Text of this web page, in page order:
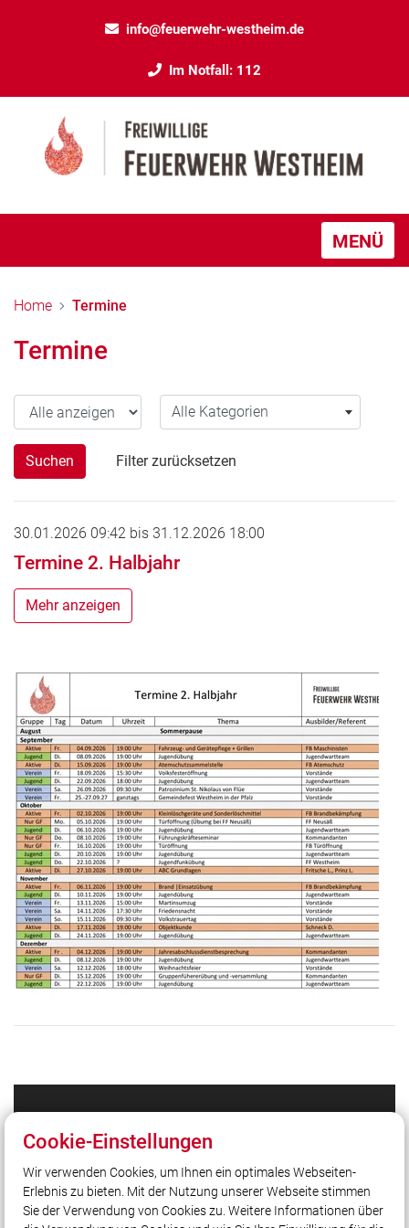
info@feuerwehr-westheim.de
Im Notfall: 112
MENÜ
Home Termine
Termine
Jahr wählen Alle Kategorien
Alle Kategorien
Suchen Filter zurücksetzen
30.01.2026 09:42 bis 31.12.2026 18:00
Termine 2. Halbjahr
Mehr anzeigen
Gott zur Ehr', dem Nächsten zur Wehr!
Spendenkonto:
Konto IBAN: DE53 7315 0000 0380 3802 61
Cookie-Einstellungen
Wir verwenden Cookies, um Ihnen ein optimales Webseiten-
Erlebnis zu bieten. Mit der Nutzung unserer Webseite stimmen
Sie der Verwendung von Cookies zu. Weitere Informationen über